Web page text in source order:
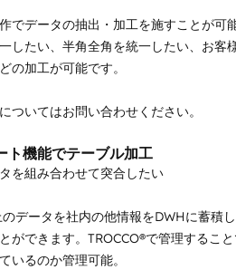
でデータの抽出・加工を施すことが可能
したい、半角全角を統一したい、お客
の加工が可能です。
ついてはお問い合わせください。
ト機能でテーブル加工
を組み合わせて突合したい
データを社内の他情報をDWHに蓄積
ができます。TROCCO®で管理するこ
いるのか管理可能。